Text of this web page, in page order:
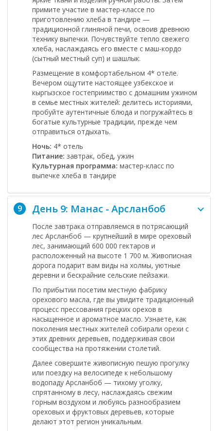
примите участие в мастер-классе по
приготовлению хлеба в тандире —
традиционной глиняной печи, освоив древнюю
технику выпечки. Почувствуйте тепло свежего
хлеба, наслаждаясь его вместе с маш-кордо
(сытный местный суп) и шашлык.
Размещение в комфортабельном 4* отеле.
Вечером ощутите настоящее узбекское и
кыргызское гостеприимство с домашним ужином
в семье местных жителей: делитесь историями,
пробуйте аутентичные блюда и погружайтесь в
богатые культурные традиции, прежде чем
отправиться отдыхать.
Ночь: 4* отель
Питание: завтрак, обед, ужин
Культурная программа: мастер-класс по
выпечке хлеба в тандире
День 9: Манас - Арсланбоб
9
После завтрака отправляемся в потрясающий
лес Арсланбоб — крупнейший в мире ореховый
лес, занимающий 600 000 гектаров и
расположенный на высоте 1 700 м. Живописная
дорога подарит вам виды на холмы, уютные
деревни и бескрайние сельские пейзажи.
По прибытии посетим местную фабрику
орехового масла, где вы увидите традиционный
процесс прессования грецких орехов в
насыщенное и ароматное масло. Узнаете, как
поколения местных жителей собирали орехи с
этих древних деревьев, поддерживая свои
сообщества на протяжении столетий.
Далее совершите живописную пешую прогулку
или поездку на велосипеде к небольшому
водопаду Арсланбоб — тихому уголку,
спрятанному в лесу, наслаждаясь свежим
горным воздухом и любуясь разнообразием
ореховых и фруктовых деревьев, которые
делают этот регион уникальным.